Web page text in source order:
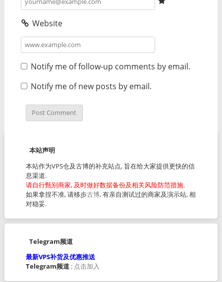
Website
Notify me of follow-up comments by email.
Notify me of new posts by email.
本站声明
本站作为VPS仓及古博的补充站点, 旨在给大家提供更快的信
息渠道.
请自行甄别商家, 及时做好数据备份及相关风险防范措施.
如果拿捏不准, 请移步古博, 有亲自测试过的商家及演示站, 相
对稳妥.
Telegram频道
最新VPS补货及优惠推送
Telegram频道: 点击加入